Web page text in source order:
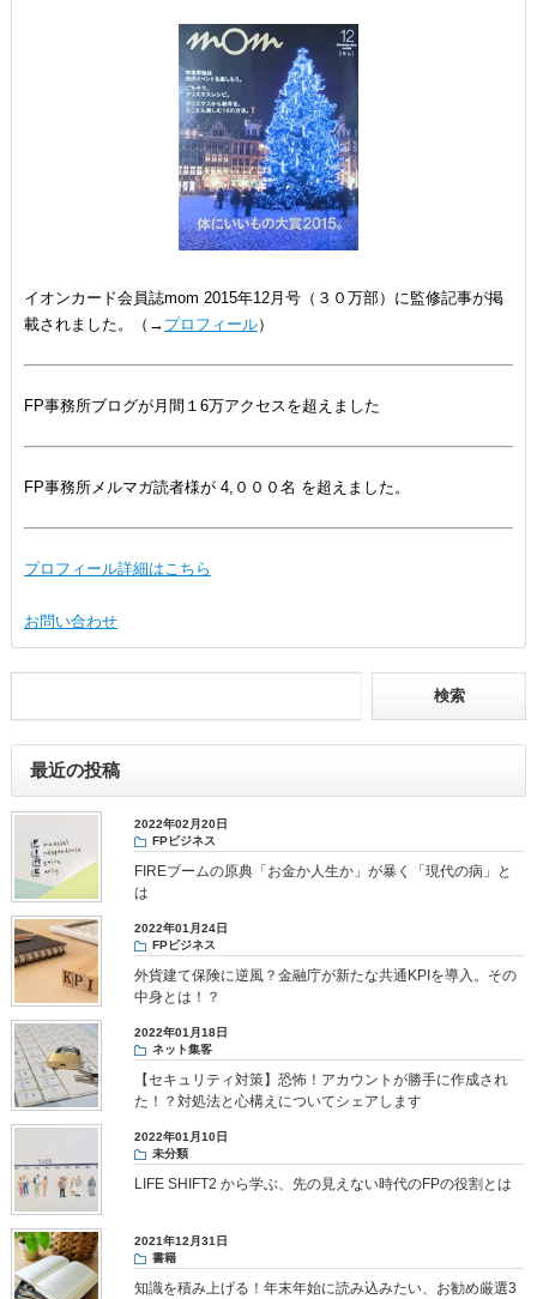
イオンカード会員誌mom 2015年12月号（３０万部）に監修記事が掲
載されました。（→ プロフィール）
FP事務所ブログが月間１6万アクセスを超えました
FP事務所メルマガ読者様が 4,０００名 を超えました。
プロフィール詳細はこちら
お問い合わせ
最近の投稿
2022年02月20日
FPビジネス
FIREブームの原典「お金か人生か」が暴く「現代の病」と
は
2022年01月24日
FPビジネス
外貨建て保険に逆風？金融庁が新たな共通KPIを導入。その
中身とは！？
2022年01月18日
ネット集客
【セキュリティ対策】恐怖！アカウントが勝手に作成され
た！？対処法と心構えについてシェアします
2022年01月10日
未分類
LIFE SHIFT2 から学ぶ、先の見えない時代のFPの役割とは
2021年12月31日
書籍
知識を積み上げる！年末年始に読み込みたい、お勧め厳選3